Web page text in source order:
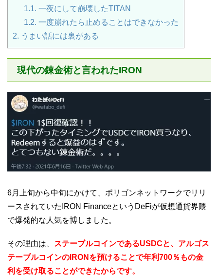
1.1. 一夜にして崩壊したTITAN
1.2. 一度崩れたら止めることはできなかった
2. うまい話には裏がある
現代の錬金術と言われたIRON
6月上旬から中旬にかけて、ポリゴンネットワークでリリ
ースされていたIRON FinanceというDeFiが仮想通貨界隈
で爆発的な人気を博しました。
その理由は、
ステーブルコインであるUSDCと、アルゴス
テーブルコインのIRONを預けることで年利700％もの金
利を受け取ることができたからです。